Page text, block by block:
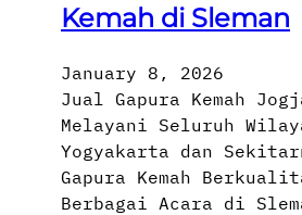
Kemah di Sleman
January 8, 2026
Jual Gapura Kemah
Melayani Seluruh
Yogyakarta dan
Gapura Kemah
Berbagai Acara di